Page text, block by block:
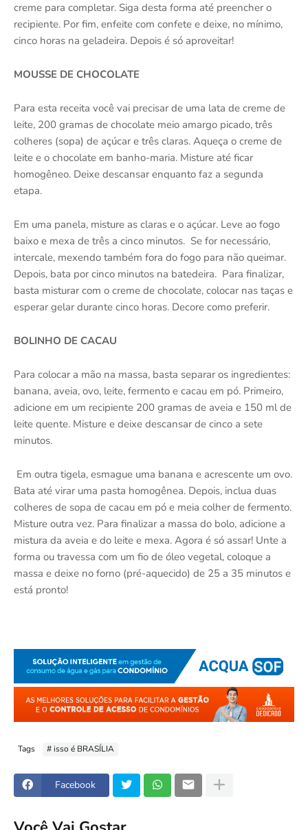
creme para completar. Siga desta forma até preencher o
recipiente. Por fim, enfeite com confete e deixe, no mínimo,
cinco horas na geladeira. Depois é só aproveitar!
MOUSSE DE CHOCOLATE
Para esta receita você vai precisar de uma lata de creme de
leite, 200 gramas de chocolate meio amargo picado, três
colheres (sopa) de açúcar e três claras. Aqueça o creme de
leite e o chocolate em banho-maria. Misture até ficar
homogêneo. Deixe descansar enquanto faz a segunda
etapa.
Em uma panela, misture as claras e o açúcar. Leve ao fogo
baixo e mexa de três a cinco minutos. Se for necessário,
intercale, mexendo também fora do fogo para não queimar.
Depois, bata por cinco minutos na batedeira. Para finalizar,
basta misturar com o creme de chocolate, colocar nas taças e
esperar gelar durante cinco horas. Decore como preferir.
BOLINHO DE CACAU
Para colocar a mão na massa, basta separar os ingredientes:
banana, aveia, ovo, leite, fermento e cacau em pó. Primeiro,
adicione em um recipiente 200 gramas de aveia e 150 ml de
leite quente. Misture e deixe descansar de cinco a sete
minutos.
Em outra tigela, esmague uma banana e acrescente um ovo.
Bata até virar uma pasta homogênea. Depois, inclua duas
colheres de sopa de cacau em pó e meia colher de fermento.
Misture outra vez. Para finalizar a massa do bolo, adicione a
mistura da aveia e do leite e mexa. Agora é só assar! Unte a
forma ou travessa com um fio de óleo vegetal, coloque a
massa e deixe no forno (pré-aquecido) de 25 a 35 minutos e
está pronto!
Tags # isso é BRASÍLIA
Facebook